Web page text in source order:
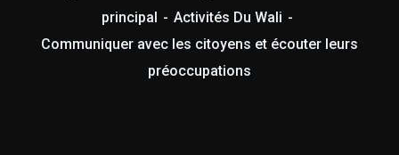
principal
Activités Du Wali
Communiquer avec les citoyens et écouter leurs
préoccupations